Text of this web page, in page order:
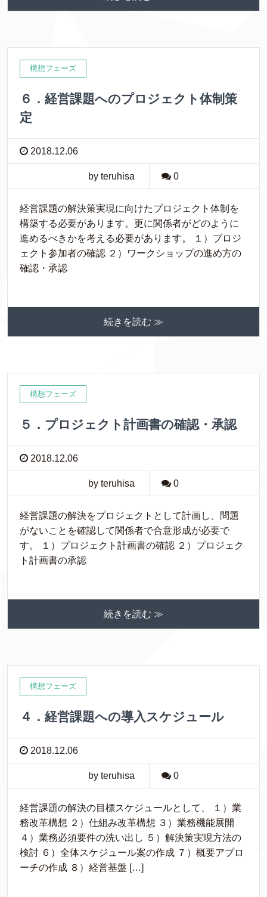
構想フェーズ
６．経営課題へのプロジェクト体制策
定
2018.12.06
by teruhisa 0
経営課題の解決策実現に向けたプロジェクト体制を
構築する必要があります。更に関係者がどのように
進めるべきかを考える必要があります。 １）プロジ
ェクト参加者の確認 ２）ワークショップの進め方の
確認・承認
続きを読む ≫
構想フェーズ
５．プロジェクト計画書の確認・承認
2018.12.06
by teruhisa 0
経営課題の解決をプロジェクトとして計画し、問題
がないことを確認して関係者で合意形成が必要で
す。 １）プロジェクト計画書の確認 ２）プロジェク
ト計画書の承認
続きを読む ≫
構想フェーズ
４．経営課題への導入スケジュール
2018.12.06
by teruhisa 0
経営課題の解決の目標スケジュールとして、 １）業
務改革構想 ２）仕組み改革構想 ３）業務機能展開
４）業務必須要件の洗い出し ５）解決策実現方法の
検討 ６）全体スケジュール案の作成 ７）概要アプロ
ーチの作成 ８）経営基盤 […]